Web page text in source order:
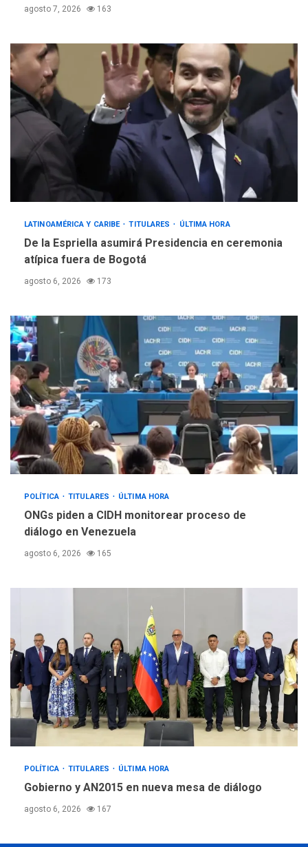
agosto 7, 2026 163
LATINOAMÉRICA Y CARIBE TITULARES ÚLTIMA HORA
De la Espriella asumirá Presidencia en ceremonia
atípica fuera de Bogotá
agosto 6, 2026 173
POLÍTICA TITULARES ÚLTIMA HORA
ONGs piden a CIDH monitorear proceso de
diálogo en Venezuela
agosto 6, 2026 165
POLÍTICA TITULARES ÚLTIMA HORA
Gobierno y AN2015 en nueva mesa de diálogo
agosto 6, 2026 167